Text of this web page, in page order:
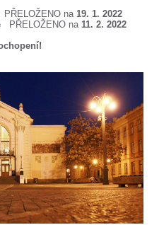
PŘELOŽENO na19. 1. 2022
PŘELOŽENO na11. 2. 2022